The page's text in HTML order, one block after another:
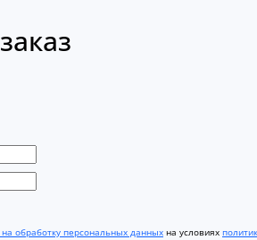
на обработку персональных данных на условиях